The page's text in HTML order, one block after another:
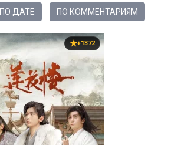
ПО ДАТЕ ПО КОММЕНТАРИЯМ
+1372